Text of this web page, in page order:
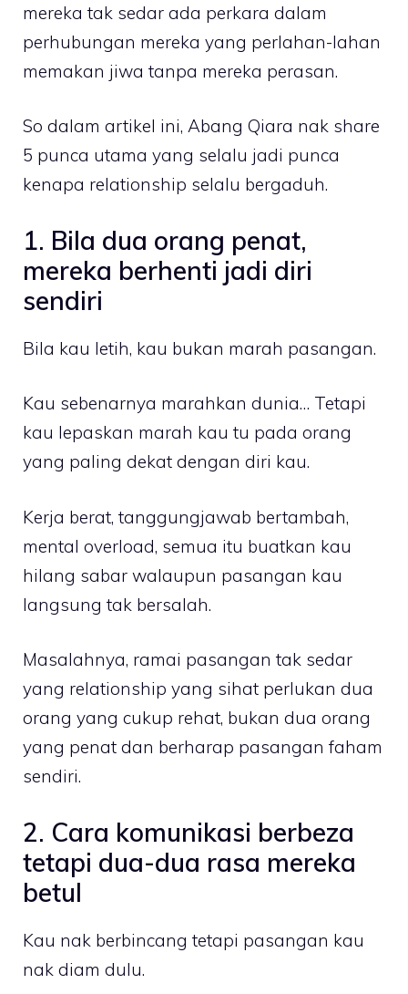
mereka tak sedar ada perkara dalam
perhubungan mereka yang perlahan-lahan
memakan jiwa tanpa mereka perasan.
So dalam artikel ini, Abang Qiara nak share
5 punca utama yang selalu jadi punca
kenapa relationship selalu bergaduh.
1. Bila dua orang penat,
mereka berhenti jadi diri
sendiri
Bila kau letih, kau bukan marah pasangan.
Kau sebenarnya marahkan dunia… Tetapi
kau lepaskan marah kau tu pada orang
yang paling dekat dengan diri kau.
Kerja berat, tanggungjawab bertambah,
mental overload, semua itu buatkan kau
hilang sabar walaupun pasangan kau
langsung tak bersalah.
Masalahnya, ramai pasangan tak sedar
yang relationship yang sihat perlukan dua
orang yang cukup rehat, bukan dua orang
yang penat dan berharap pasangan faham
sendiri.
2. Cara komunikasi berbeza
tetapi dua-dua rasa mereka
betul
Kau nak berbincang tetapi pasangan kau
nak diam dulu.